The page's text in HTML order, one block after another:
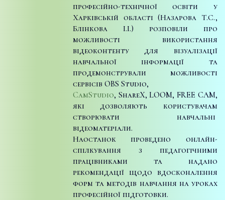
професійно-технічної освіти у
Харківській області (Назарова Т.С.,
Блінкова І.І.) розповіли про
можливості використання
відеоконтенту для візуалізації
навчальної інформації та
продемонстрували можливості
сервісів OBS Studio,
CamStudio, ShareX, LOOM, FREE CAM,
які дозволяють користувачам
створювати навчальні
відеоматеріали.
Наостанок проведено онлайн-
спілкування з педагогічними
працівниками та надано
рекомендації щодо вдосконалення
форм та методів навчання на уроках
професійної підготовки.